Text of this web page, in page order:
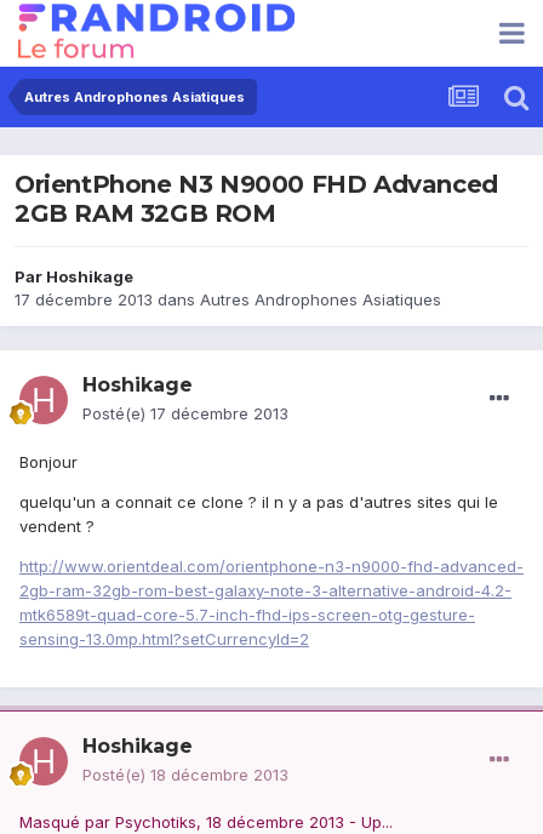
Autres Androphones Asiatiques
OrientPhone N3 N9000 FHD Advanced
2GB RAM 32GB ROM
Par Hoshikage
17 décembre 2013 dans Autres Androphones Asiatiques
Hoshikage
Posté(e) 17 décembre 2013
Bonjour
quelqu'un a connait ce clone ? il n y a pas d'autres sites qui le
vendent ?
http://www.orientdeal.com/orientphone-n3-n9000-fhd-advanced-
2gb-ram-32gb-rom-best-galaxy-note-3-alternative-android-4.2-
mtk6589t-quad-core-5.7-inch-fhd-ips-screen-otg-gesture-
sensing-13.0mp.html?setCurrencyId=2
Hoshikage
Posté(e) 18 décembre 2013
Masqué par Psychotiks, 18 décembre 2013 - Up...